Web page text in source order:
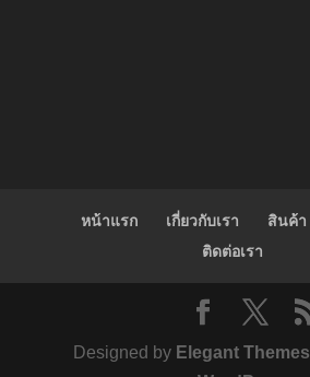
หน้าแรก เกี่ยวกับเรา สินค้า
ติดต่อเรา
Designed by Elegant Themes